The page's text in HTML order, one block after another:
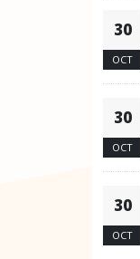
30
OCT
30
OCT
30
OCT